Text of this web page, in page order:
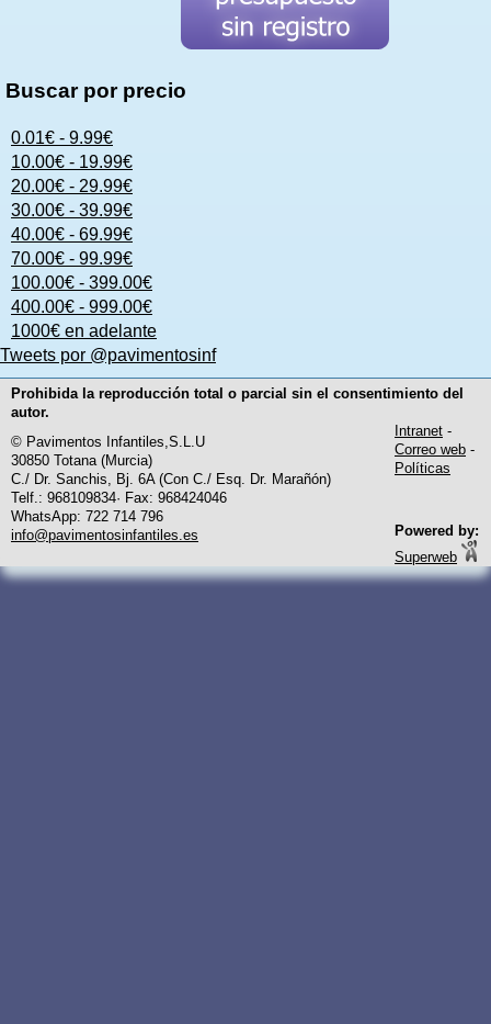
Buscar por precio
0.01€ - 9.99€
10.00€ - 19.99€
20.00€ - 29.99€
30.00€ - 39.99€
40.00€ - 69.99€
70.00€ - 99.99€
100.00€ - 399.00€
400.00€ - 999.00€
1000€ en adelante
Tweets por @pavimentosinf
Prohibida la reproducción total o parcial sin el consentimiento del
autor.
© Pavimentos Infantiles,S.L.U
30850 Totana (Murcia)
C./ Dr. Sanchis, Bj. 6A (Con C./ Esq. Dr. Marañón)
Telf.: 968109834· Fax: 968424046
WhatsApp: 722 714 796
info@pavimentosinfantiles.es
Intranet -
Correo web -
Políticas
Powered by:
Superweb